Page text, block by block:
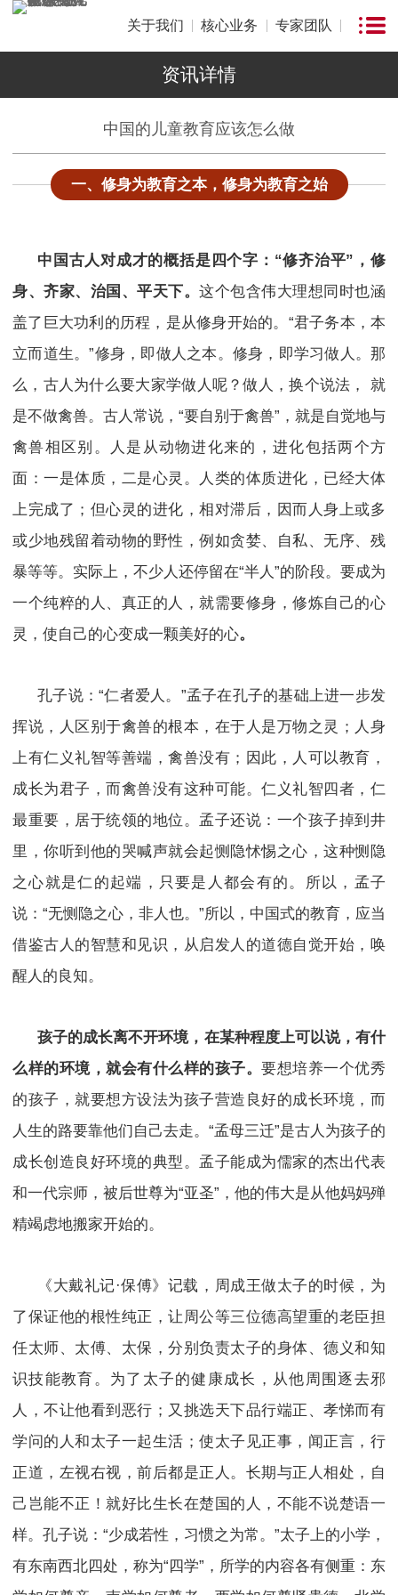
关于我们 核心业务 专家团队
资讯详情
中国的儿童教育应该怎么做
一、 修身为教育之本，修身为教育之始
中国古人对成才的概括是四个字： “修齐治平”，修
身、齐家、治国、平天下。这个包含伟大理想同时也涵
盖了巨大功利的历程，是从修身开始的。“君子务本，本
立而道生。”修身，即做人之本。修身，即学习做人。那
么，古人为什么要大家学做人呢？做人，换个说法， 就
是不做禽兽。古人常说，“要自别于禽兽”，就是自觉地与
禽兽相区别。人是从动物进化来的，进化包括两个方
面：一是体质，二是心灵。人类的体质进化，已经大体
上完成了；但心灵的进化，相对滞后，因而人身上或多
或少地残留着动物的野性，例如贪婪、自私、无序、残
暴等等。实际上，不少人还停留在“半人”的阶段。要成为
一个纯粹的人、真正的人，就需要修身，修炼自己的心
灵，使自己的心变成一颗美好的心。
孔子说：“仁者爱人。”孟子在孔子的基础上进一步发
挥说，人区别于禽兽的根本，在于人是万物之灵；人身
上有仁义礼智等善端，禽兽没有；因此，人可以教育，
成长为君子，而禽兽没有这种可能。仁义礼智四者，仁
最重要，居于统领的地位。孟子还说：一个孩子掉到井
里，你听到他的哭喊声就会起恻隐怵惕之心，这种恻隐
之心就是仁的起端，只要是人都会有的。所以，孟子
说：“无恻隐之心，非人也。”所以，中国式的教育，应当
借鉴古人的智慧和见识，从启发人的道德自觉开始，唤
醒人的良知。
孩子的成长离不开环境，在某种程度上可以说，有什
么样的环境，就会有什么样的孩子。要想培养一个优秀
的孩子，就要想方设法为孩子营造良好的成长环境，而
人生的路要靠他们自己去走。“孟母三迁”是古人为孩子的
成长创造良好环境的典型。孟子能成为儒家的杰出代表
和一代宗师，被后世尊为“亚圣”，他的伟大是从他妈妈殚
精竭虑地搬家开始的。
《大戴礼记·保傅》记载，周成王做太子的时候，为
了保证他的根性纯正，让周公等三位德高望重的老臣担
任太师、太傅、太保，分别负责太子的身体、德义和知
识技能教育。为了太子的健康成长，从他周围逐去邪
人，不让他看到恶行；又挑选天下品行端正、孝悌而有
学问的人和太子一起生活；使太子见正事，闻正言，行
正道，左视右视，前后都是正人。长期与正人相处，自
己岂能不正！就好比生长在楚国的人，不能不说楚语一
样。孔子说：“少成若性，习惯之为常。”太子上的小学，
有东南西北四处，称为“四学”，所学的内容各有侧重：东